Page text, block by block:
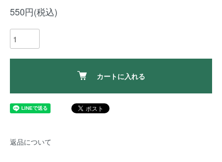
550円(税込)
カートに入れる
返品について